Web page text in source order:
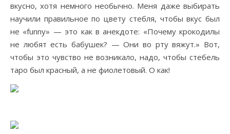
вкусно, хотя немного необычно. Меня даже выбирать
научили правильное по цвету стебля, чтобы вкус был
не «funny» — это как в анекдоте: «Почему крокодилы
не любят есть бабушек? — Они во рту вяжут.» Вот,
чтобы это чувство не возникало, надо, чтобы стебель
таро был красный, а не фиолетовый. О как!